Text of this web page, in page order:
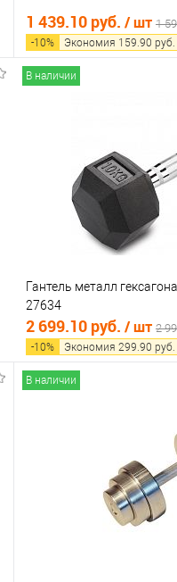
1 439.10 руб. / шт 1
-10% Экономия 159.90 руб.
В
В избранное
В наличии
Гантель металл
27634
2 699.10 руб. / шт 2
-10% Экономия 299.90 руб.
В наличии